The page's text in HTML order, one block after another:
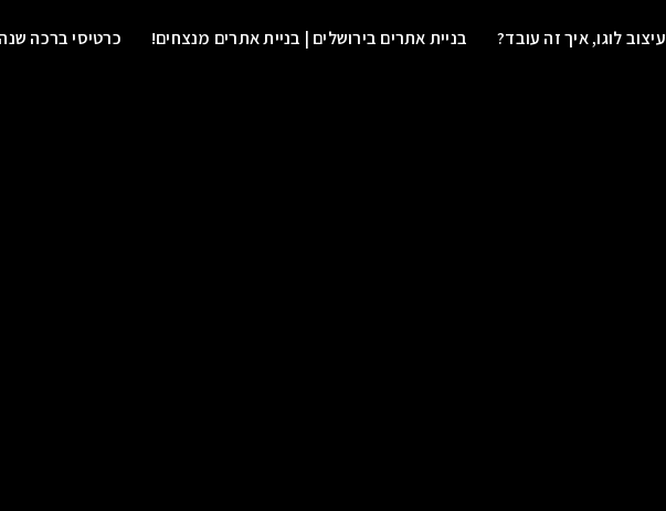
עיצוב לוגו, איך זה עובד? בניית אתרים בירושלים | בניית אתרים מנצחים! כרטיסי ברכה